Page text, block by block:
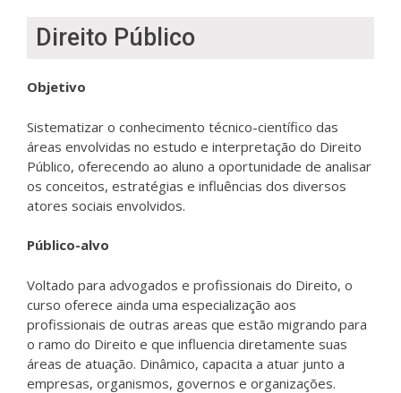
Direito Público
Objetivo
Sistematizar o conhecimento técnico-científico das
áreas envolvidas no estudo e interpretação do Direito
Público, oferecendo ao aluno a oportunidade de analisar
os conceitos, estratégias e influências dos diversos
atores sociais envolvidos.
Público-alvo
Voltado para advogados e profissionais do Direito, o
curso oferece ainda uma especialização aos
profissionais de outras areas que estão migrando para
o ramo do Direito e que influencia diretamente suas
áreas de atuação. Dinâmico, capacita a atuar junto a
empresas, organismos, governos e organizações.